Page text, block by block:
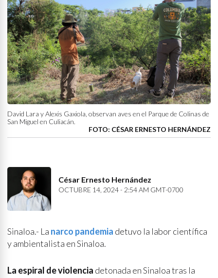
David Lara y Alexis Gaxiola, observan aves en el Parque de Colinas de
San Miguel en Culiacán.
FOTO: CÉSAR ERNESTO HERNÁNDEZ
César Ernesto Hernández
OCTUBRE 14, 2024 - 2:54 AM GMT-0700
Sinaloa.- La narco pandemia detuvo la labor científica
y ambientalista en Sinaloa.
La espiral de violencia detonada en Sinaloa tras la